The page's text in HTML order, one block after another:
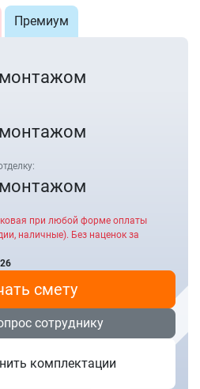
Премиум
монтажом
монтажом
монтажом
при любой форме оплаты
наличные). Без наценок за
смету
сотруднику
комплектации